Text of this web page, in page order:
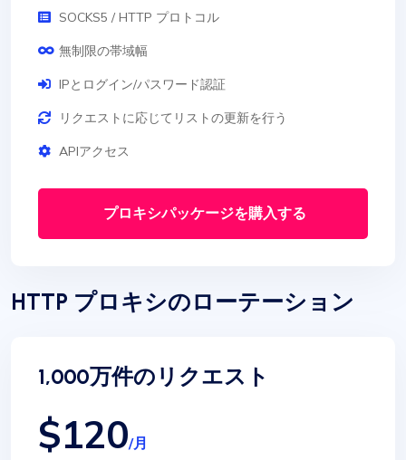
SOCKS5 / HTTP プロトコル
無制限の帯域幅
IPとログイン/パスワード認証
リクエストに応じてリストの更新を行う
APIアクセス
プロキシパッケージを購入する
HTTP プロキシのローテーション
1,000万件のリクエスト
$120/月